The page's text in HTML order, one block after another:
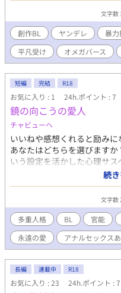
は可愛い。 ▼読まなくて
門馬 門馬は神崎と初めて出
っと片思いをしている。 あ
崎の部屋に押し入る形で一
ん、ことりの視線に気づい
その後、牽制とマウントの
を伝え、釘を刺す。しかし
範囲としている。それは「番
裕であった。神崎は門馬が
に怒る。しかし、ことりに逆
かった。 卒業後、ことりを
項を噛み、番を解消。痛みに
無感動さで見下ろした。本
であったが、以前門馬が発
の力を使って示談に収めた
は、番を解消された際の門
れたのは門馬の言動による
た。現在は、門馬のことを
腸が煮えくり返る思いになる
文字数
創作BL ヤンデレ 暴力
平凡受け
オメガバース
短編 完結 R18
お気に入り : 1 24h.ポイント : 7
鏡の向こうの愛人
チャビューヘ
いいねや感想くれると励みに
あなたはどちらを選びます
いう設定を活かした心理サ
眠る二つの人格「優しいカ
イ」が、純真な美大生悠真
憶を失う蓮と、意図的に現
う悠真の複雑な感情が丁寧
スリラー×超自然現象×成人
空間で展開される濃密な人
という重層的な設定により、
的世界観。段階的にエスカ
の絶妙なバランス。 主要登
深い心理カウンセラー。記憶
カリスマ性があり官能的だ
続
文字数
多重人格 BL 官能
永遠の愛
アナルセックス
長編 連載中 R18
お気に入り : 23 24h.ポイント : 7